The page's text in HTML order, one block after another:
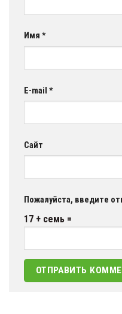
Имя *
E-mail *
Сайт
Пожалуйста, введите
17 + семь =